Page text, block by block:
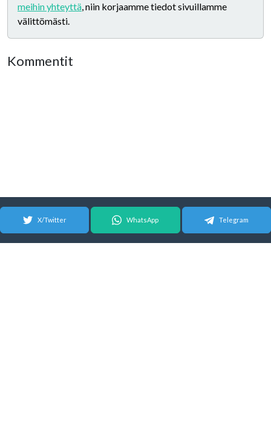
meihin yhteyttä, niin korjaamme tiedot sivuillamme
välittömästi.
Kommentit
X/Twitter WhatsApp Telegram